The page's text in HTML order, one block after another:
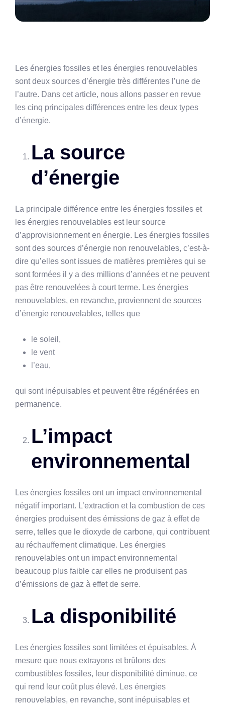
Les énergies fossiles et les énergies renouvelables
sont deux sources d’énergie très différentes l’une de
l’autre. Dans cet article, nous allons passer en revue
les cinq principales différences entre les deux types
d’énergie.
La source
d’énergie
La principale différence entre les énergies fossiles et
les énergies renouvelables est leur source
d’approvisionnement en énergie. Les énergies fossiles
sont des sources d’énergie non renouvelables, c’est-à-
dire qu’elles sont issues de matières premières qui se
sont formées il y a des millions d’années et ne peuvent
pas être renouvelées à court terme. Les énergies
renouvelables, en revanche, proviennent de sources
d’énergie renouvelables, telles que
le soleil,
le vent
l’eau,
qui sont inépuisables et peuvent être régénérées en
permanence.
L’impact
environnemental
Les énergies fossiles ont un impact environnemental
négatif important. L’extraction et la combustion de ces
énergies produisent des émissions de gaz à effet de
serre, telles que le dioxyde de carbone, qui contribuent
au réchauffement climatique. Les énergies
renouvelables ont un impact environnemental
beaucoup plus faible car elles ne produisent pas
d’émissions de gaz à effet de serre.
La disponibilité
Les énergies fossiles sont limitées et épuisables. À
mesure que nous extrayons et brûlons des
combustibles fossiles, leur disponibilité diminue, ce
qui rend leur coût plus élevé. Les énergies
renouvelables, en revanche, sont inépuisables et